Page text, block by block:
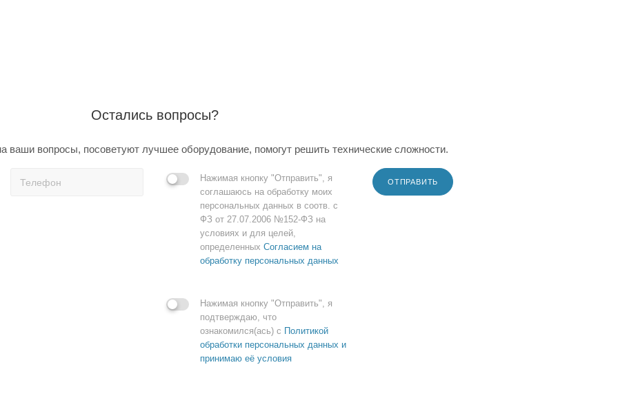
Остались вопросы?
ваши вопросы, посоветуют лучшее оборудование, помогут решить технические сложности.
Нажимая кнопку "Отправить", я
соглашаюсь на обработку моих
персональных данных в соотв. с
ФЗ от 27.07.2006 №152-ФЗ на
условиях и для целей,
определенных Согласием на
обработку персональных данных
Нажимая кнопку "Отправить", я
подтверждаю, что
ознакомился(ась) с Политикой
обработки персональных данных и
принимаю её условия
ОТПРАВИТЬ